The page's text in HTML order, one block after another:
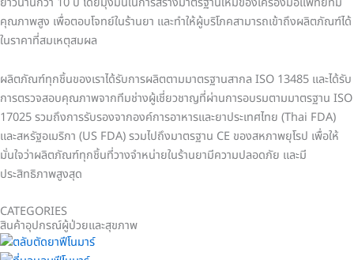
คุณภาพสูง เพื่อตอบโจทย์ในร้านยา และทำให้ผู้บริโภคสามารถเข้าถึงผลิตภัณฑ์ได้
ในราคาที่สมเหตุสมผล
ผลิตภัณฑ์ทุกชิ้นของเราได้รับการผลิตตามมาตรฐานสากล ISO 13485 และได้รับ
การตรวจสอบคุณภาพจากทีมช่างผู้เชี่ยวชาญที่ผ่านการอบรมตามมาตรฐาน ISO
17025 รวมถึงการรับรองจากองค์การอาหารและยาประเทศไทย (Thai FDA)
และสหรัฐอเมริกา (US FDA) รวมไปถึงมาตรฐาน CE ของสหภาพยุโรป เพื่อให้
มั่นใจว่าผลิตภัณฑ์ทุกชิ้นที่วางจำหน่ายในร้านยามีความปลอดภัย และมี
ประสิทธิภาพสูงสุด
CATEGORIES
สินค้าอุปกรณ์ผู้ป่วยและสุขภาพ